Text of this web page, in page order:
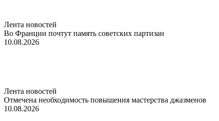
Лента новостей
Во Франции почтут память советских партизан
10.08.2026
Лента новостей
Отмечена необходимость повышения мастерства джазменов
10.08.2026